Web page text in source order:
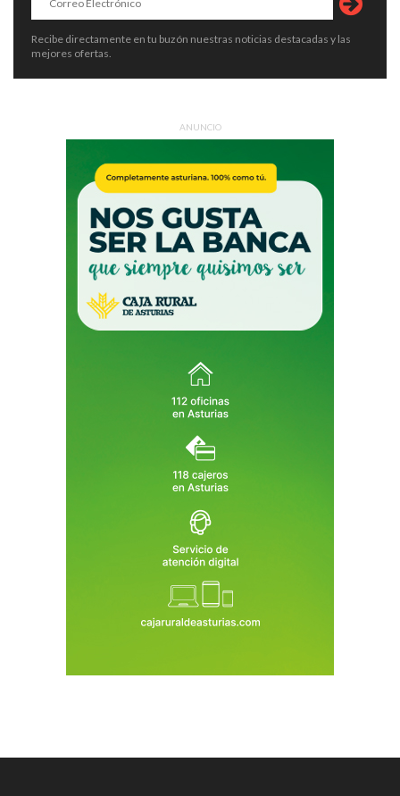
Recibe directamente en tu buzón nuestras noticias destacadas y las
mejores ofertas.
ANUNCIO